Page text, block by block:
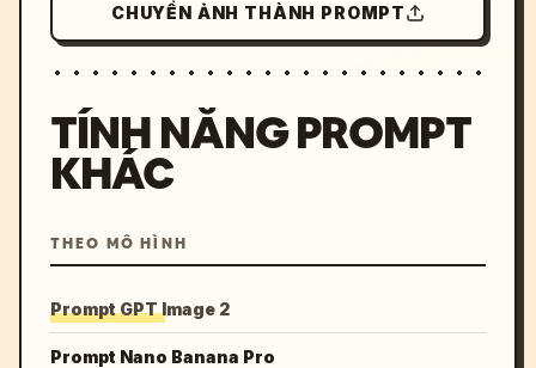
CHUYỂN ẢNH THÀNH PROMPT
TÍNH NĂNG PROMPT
KHÁC
THEO MÔ HÌNH
Prompt GPT Image 2
Prompt Nano Banana Pro